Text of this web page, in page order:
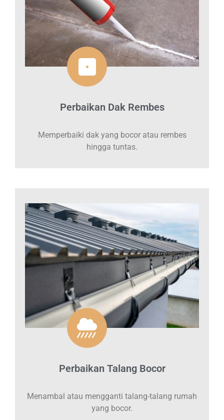
Perbaikan Dak Rembes
Memperbaiki dak yang bocor atau rembes
hingga tuntas.
Perbaikan Talang Bocor
Menambal atau mengganti talang-talang rumah
yang bocor.